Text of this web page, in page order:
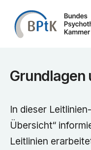
Zum Inhalt springen
Grundlagen
In dieser
Übersicht“
Leitlinien